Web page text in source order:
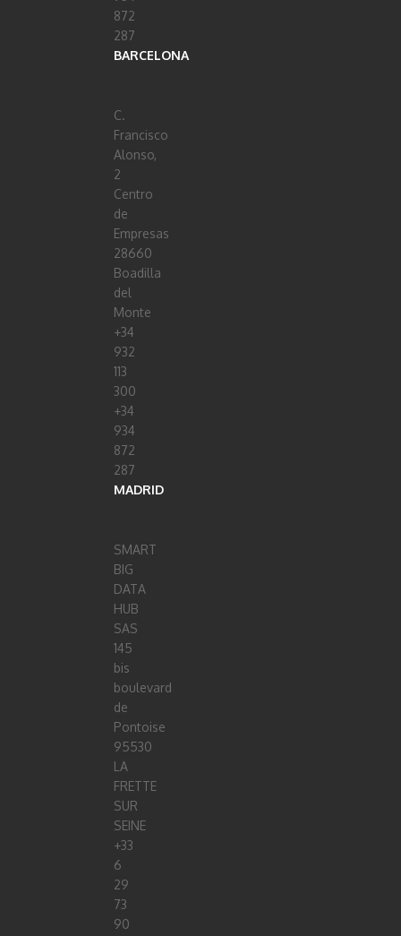
872
287
BARCELONA
C.
Francisco
Alonso,
2
Centro
de
Empresas
28660
Boadilla
del
Monte
+34
932
113
300
+34
934
872
287
MADRID
SMART
BIG
DATA
HUB
SAS
145
bis
boulevard
de
Pontoise
95530
LA
FRETTE
SUR
SEINE
+33
6
29
73
90